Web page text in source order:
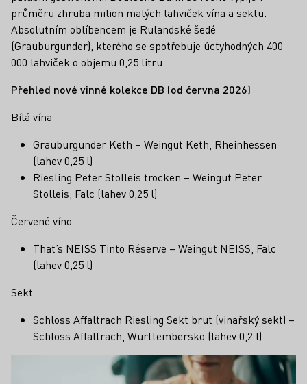
průměru zhruba milion malých lahviček vína a sektu.
Absolutním oblíbencem je Rulandské šedé
(Grauburgunder), kterého se spotřebuje úctyhodných 400
000 lahviček o objemu 0,25 litru.
Přehled nové vinné kolekce DB (od června 2026)
Bílá vína
Grauburgunder Keth – Weingut Keth, Rheinhessen
(lahev 0,25 l)
Riesling Peter Stolleis trocken – Weingut Peter
Stolleis, Falc (lahev 0,25 l)
Červené víno
That’s NEISS Tinto Réserve – Weingut NEISS, Falc
(lahev 0,25 l)
Sekt
Schloss Affaltrach Riesling Sekt brut (vinařský sekt) –
Schloss Affaltrach, Württembersko (lahev 0,2 l)